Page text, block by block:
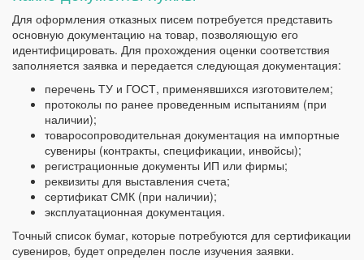
Для оформления отказных писем потребуется представить
основную документацию на товар, позволяющую его
идентифицировать. Для прохождения оценки соответствия
заполняется заявка и передается следующая документация:
перечень ТУ и ГОСТ, применявшихся изготовителем;
протоколы по ранее проведенным испытаниям (при
наличии);
товаросопроводительная документация на импортные
сувениры (контракты, спецификации, инвойсы);
регистрационные документы ИП или фирмы;
реквизиты для выставления счета;
сертификат СМК (при наличии);
эксплуатационная документация.
Точный список бумаг, которые потребуются для сертификации
сувениров, будет определен после изучения заявки.